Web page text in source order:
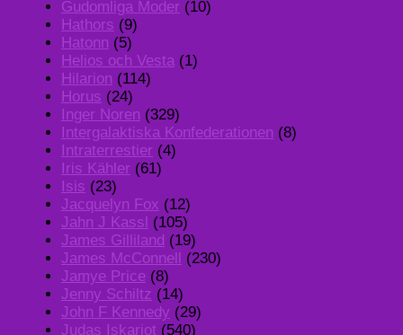
Gudomliga Moder (10)
Hathors (9)
Hatonn (5)
Helios och Vesta (1)
Hilarion (114)
Horus (24)
Inger Noren (329)
Intergalaktiska Konfederationen (8)
Intraterrestier (4)
Iris Kähler (61)
Isis (23)
Jacquelyn Fox (12)
Jahn J Kassl (105)
James Gilliland (19)
James McConnell (230)
Jamye Price (8)
Jenny Schiltz (14)
John F Kennedy (29)
Judas Iskariot (540)